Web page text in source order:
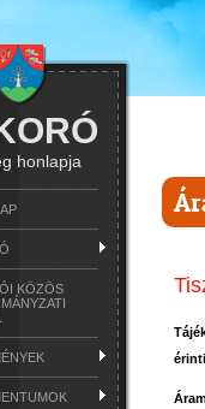
honlapja
KÖZÖS